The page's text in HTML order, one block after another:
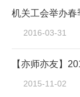
机关工会举办春
2016-03-31
【亦师亦友】
2015-11-02